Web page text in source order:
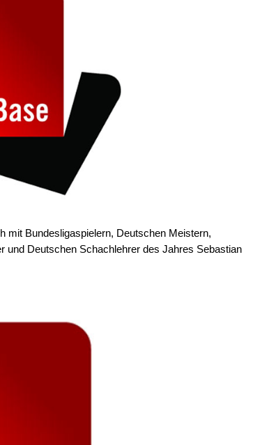
mit Bundesligaspielern, Deutschen Meistern,
und Deutschen Schachlehrer des Jahres Sebastian